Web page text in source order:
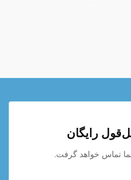
رایگان
تماس خواهد گرفت.